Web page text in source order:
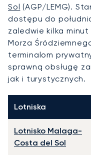
Sol (AGP/LEMG).
dostępu do
zaledwie kilka
Morza
terminalom
sprawną obsługę
jak i turystycznych.
Lotniska
Lotnisko Malaga-
Costa del Sol